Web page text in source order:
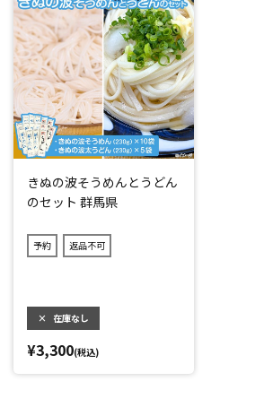
きぬの波そうめんとうどん
のセット 群馬県
予約 返品不可
× 在庫なし
¥3,300(税込)